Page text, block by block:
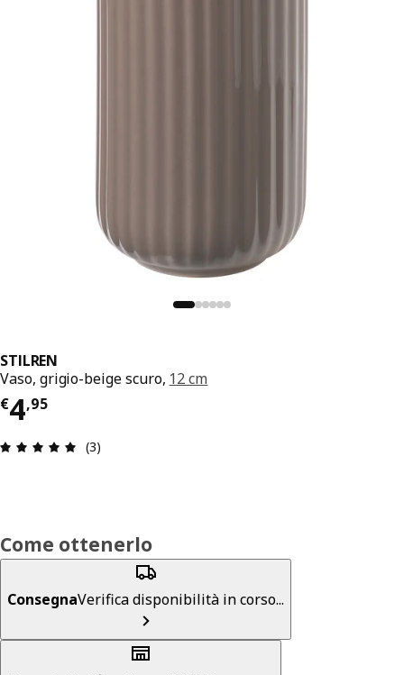
STILREN
Vaso, grigio-beige scuro, 12 cm
€4,95
Prezzo € 4,95
Recensione: 5 di 5 stelle. Recensioni totali: 3
(3)
Come ottenerlo
ConsegnaVerifica disponibilità in corso...